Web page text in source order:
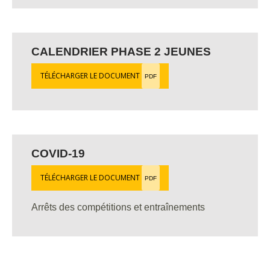
CALENDRIER PHASE 2 JEUNES
TÉLÉCHARGER LE DOCUMENT PDF
COVID-19
TÉLÉCHARGER LE DOCUMENT PDF
Arrêts des compétitions et entraînements